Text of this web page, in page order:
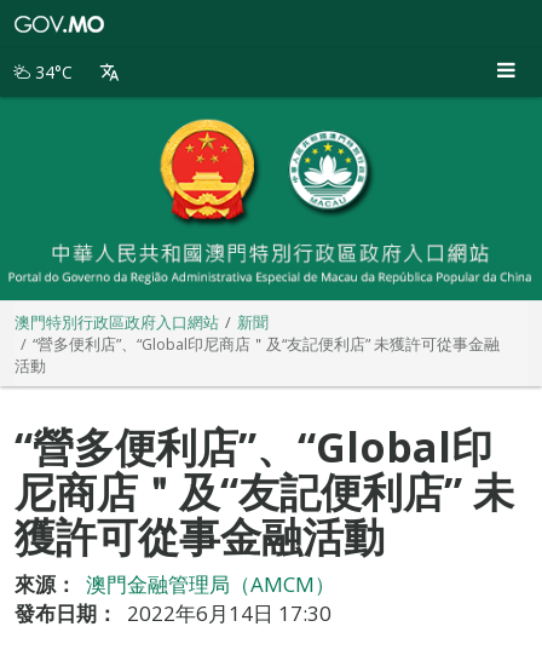
別
34°C
澳門特別行政區政府入口網站
新聞
“營多便利店”、“Global印尼商店＂及“友記便利店” 未獲許可從事金融
活動
“營多便利店”、“Global印
尼商店＂及“友記便利店” 未
獲許可從事金融活動
來源：
澳門金融管理局（AMCM）
發布日期：
2022年6月14日 17:30